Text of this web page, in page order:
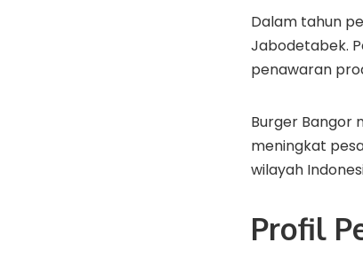
Dalam tahun
Jabodetabek.
penawaran
Burger Bangor
meningkat
wilayah
Profil